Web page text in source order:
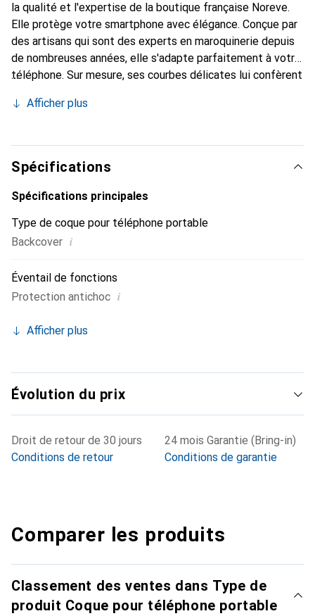
la qualité et l'expertise de la boutique française Noreve.
Elle protège votre smartphone avec élégance. Conçue par
des artisans qui sont des experts en maroquinerie depuis
de nombreuses années, elle s'adapte parfaitement à votre
téléphone. Sur mesure, ses courbes délicates lui confèrent
et indispensable de votre smartphone. Reconnaître
marque Noreve est un choix sûr pour une clientèle
exigeante.
Afficher plus
Spécifications
Spécifications principales
Type de coque pour téléphone portable
Backcover i
Éventail de fonctions
Protection antichoc i
Afficher plus
Évolution du prix
Droit de retour de 30 jours
Conditions de retour
24 mois Garantie (Bring-in)
Conditions de garantie
Comparer les produits
Classement des ventes dans Type de
produit Coque pour téléphone portable